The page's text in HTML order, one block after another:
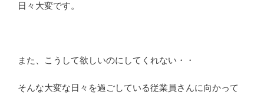
日々大変です。
また、こうして欲しいのにしてくれない・・
そんな大変な日々を過ごしている従業員さんに向かって